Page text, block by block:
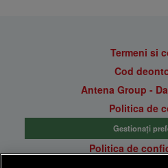
Termeni si
Cod
Antena Group -
Politica de
Gestionați
Politica de